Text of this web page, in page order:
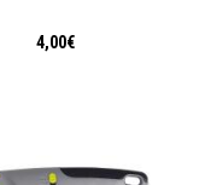
4,00€